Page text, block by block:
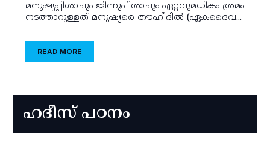
മനുഷ്യപ്പിശാചും ജിന്നുപിശാചും ഏറ്റവുമധികം ശ്രമം
നടത്താറുള്ളത് മനുഷ്യരെ തൗഹീദില്‍ (ഏകദൈവ...
READ MORE
ഹദീസ് പഠനം